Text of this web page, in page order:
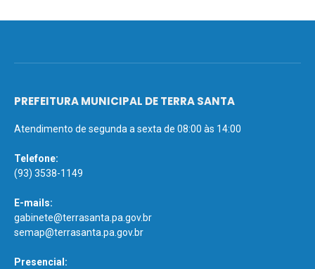
PREFEITURA MUNICIPAL DE TERRA SANTA
Atendimento de segunda a sexta de 08:00 às 14:00
Telefone:
(93) 3538-1149
E-mails:
gabinete@terrasanta.pa.gov.br
semap@terrasanta.pa.gov.br
Presencial: